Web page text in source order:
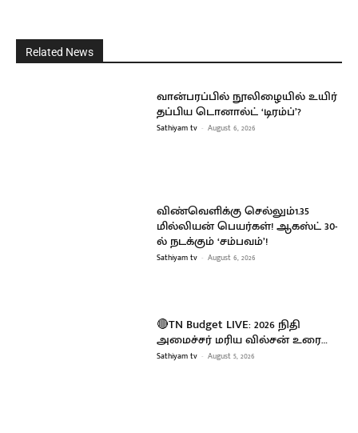
Related News
வான்பரப்பில் நூலிழையில் உயிர்
தப்பிய டொனால்ட் ‘டிரம்ப்’?
Sathiyam tv - August 6, 2026
விண்வெளிக்கு செல்லும்1.35
மில்லியன் பெயர்கள்! ஆகஸ்ட் 30-
ல் நடக்கும் ‘சம்பவம்’!
Sathiyam tv - August 6, 2026
🔴TN Budget LIVE: 2026 நிதி
அமைச்சர் மரிய வில்சன் உரை…
Sathiyam tv - August 5, 2026